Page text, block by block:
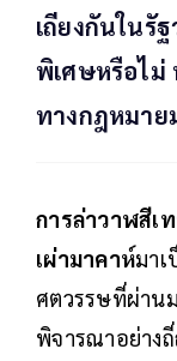
เถียงกันในรั
พิเศษหรือไม่
ทางกฎหมาย
การล่าวาฬสีเ
เผ่ามาคาห์มา
ศตวรรษที่ผ่าน
พิจารณาอย่าง